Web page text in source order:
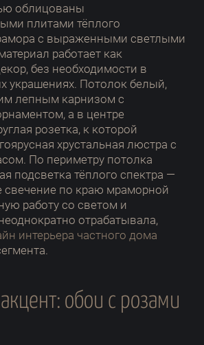
облицованы
плитами тёплого
с выраженными светлыми
работает как
без необходимости в
украшениях. Потолок белый,
лепным карнизом с
а в центре
розетка, к которой
хрустальная люстра с
По периметру потолка
подсветка тёплого спектра —
свечение по краю мраморной
работу со светом и
отрабатывала,
интерьера частного дома
обои с розами